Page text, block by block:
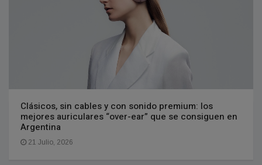
Clásicos, sin cables y con sonido premium: los
mejores auriculares “over-ear” que se consiguen en
Argentina
21 Julio, 2026